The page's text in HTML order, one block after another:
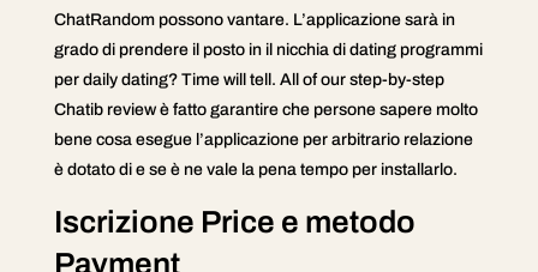
ChatRandom possono vantare. L’applicazione sarà in
grado di prendere il posto in il nicchia di dating programmi
per daily dating? Time will tell. All of our step-by-step
Chatib review è fatto garantire che persone sapere molto
bene cosa esegue l’applicazione per arbitrario relazione
è dotato di e se è ne vale la pena tempo per installarlo.
Iscrizione Price e metodo
Payment